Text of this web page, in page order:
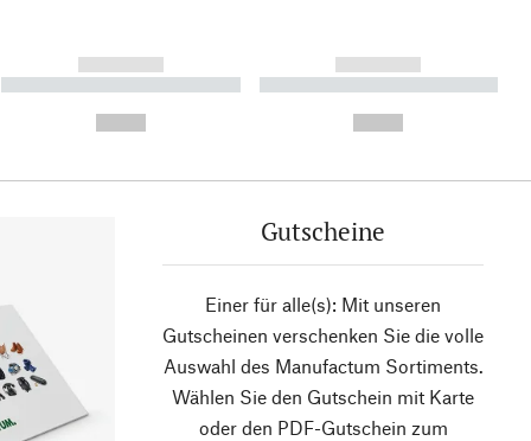
------------
----------- ----------- ----------
------------
----------- ----------- ----------
Gutscheine
Einer für alle(s): Mit unseren
Gutscheinen verschenken Sie die volle
Auswahl des Manufactum Sortiments.
Wählen Sie den Gutschein mit Karte
oder den PDF-Gutschein zum